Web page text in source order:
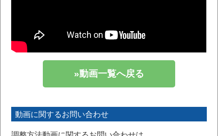
»動画一覧へ戻る
動画に関するお問い合わせ